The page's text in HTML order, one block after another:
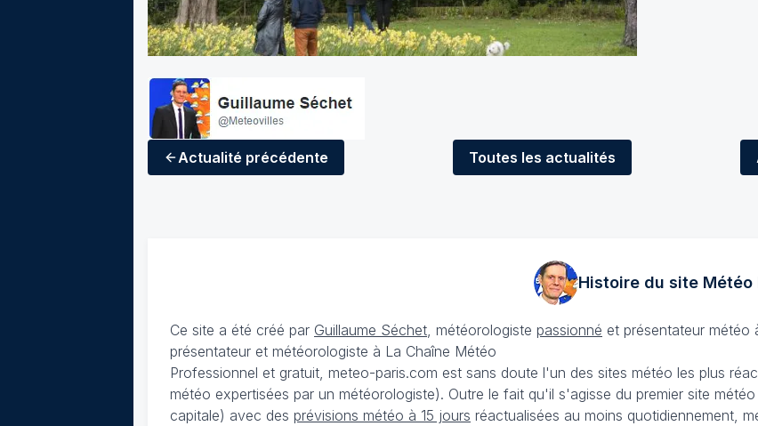
Actualité précédente Toutes les actualités
Histoire du site Météo
Ce site a été créé par Guillaume Séchet , météorologiste passionné et présentateur
présentateur et météorologiste à La Chaîne Météo
Professionnel et gratuit, meteo-paris.com est sans doute l'un des sites météo les plus
météo expertisées par un météorologiste). Outre le fait qu'il s'agisse du premier site
capitale) avec des prévisions météo à 15 jours réactualisées au moins quotidiennement,